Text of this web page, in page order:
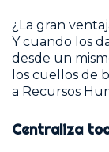
¿La gran
Y cuando los
desde un
los cuellos de
a Recursos
Centraliza